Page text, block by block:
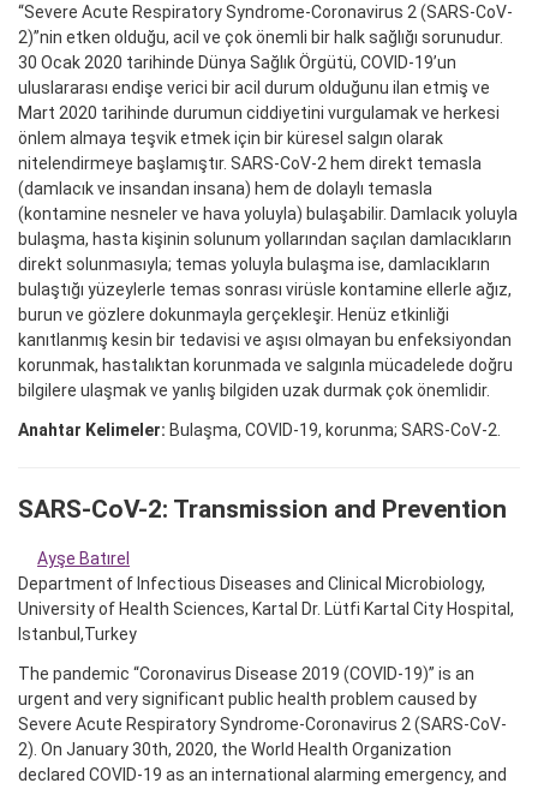
“Severe Acute Respiratory Syndrome-Coronavirus 2 (SARS-CoV-
2)”nin etken olduğu, acil ve çok önemli bir halk sağlığı sorunudur.
30 Ocak 2020 tarihinde Dünya Sağlık Örgütü, COVID-19’un
uluslararası endişe verici bir acil durum olduğunu ilan etmiş ve
Mart 2020 tarihinde durumun ciddiyetini vurgulamak ve herkesi
önlem almaya teşvik etmek için bir küresel salgın olarak
nitelendirmeye başlamıştır. SARS-CoV-2 hem direkt temasla
(damlacık ve insandan insana) hem de dolaylı temasla
(kontamine nesneler ve hava yoluyla) bulaşabilir. Damlacık yoluyla
bulaşma, hasta kişinin solunum yollarından saçılan damlacıkların
direkt solunmasıyla; temas yoluyla bulaşma ise, damlacıkların
bulaştığı yüzeylerle temas sonrası virüsle kontamine ellerle ağız,
burun ve gözlere dokunmayla gerçekleşir. Henüz etkinliği
kanıtlanmış kesin bir tedavisi ve aşısı olmayan bu enfeksiyondan
korunmak, hastalıktan korunmada ve salgınla mücadelede doğru
bilgilere ulaşmak ve yanlış bilgiden uzak durmak çok önemlidir.
Anahtar Kelimeler: Bulaşma, COVID-19, korunma; SARS-CoV-2.
SARS-CoV-2: Transmission and Prevention
Ayşe Batırel
Department of Infectious Diseases and Clinical Microbiology,
University of Health Sciences, Kartal Dr. Lütfi Kartal City Hospital,
Istanbul,Turkey
The pandemic “Coronavirus Disease 2019 (COVID-19)” is an
urgent and very significant public health problem caused by
Severe Acute Respiratory Syndrome-Coronavirus 2 (SARS-CoV-
2). On January 30th, 2020, the World Health Organization
declared COVID-19 as an international alarming emergency, and